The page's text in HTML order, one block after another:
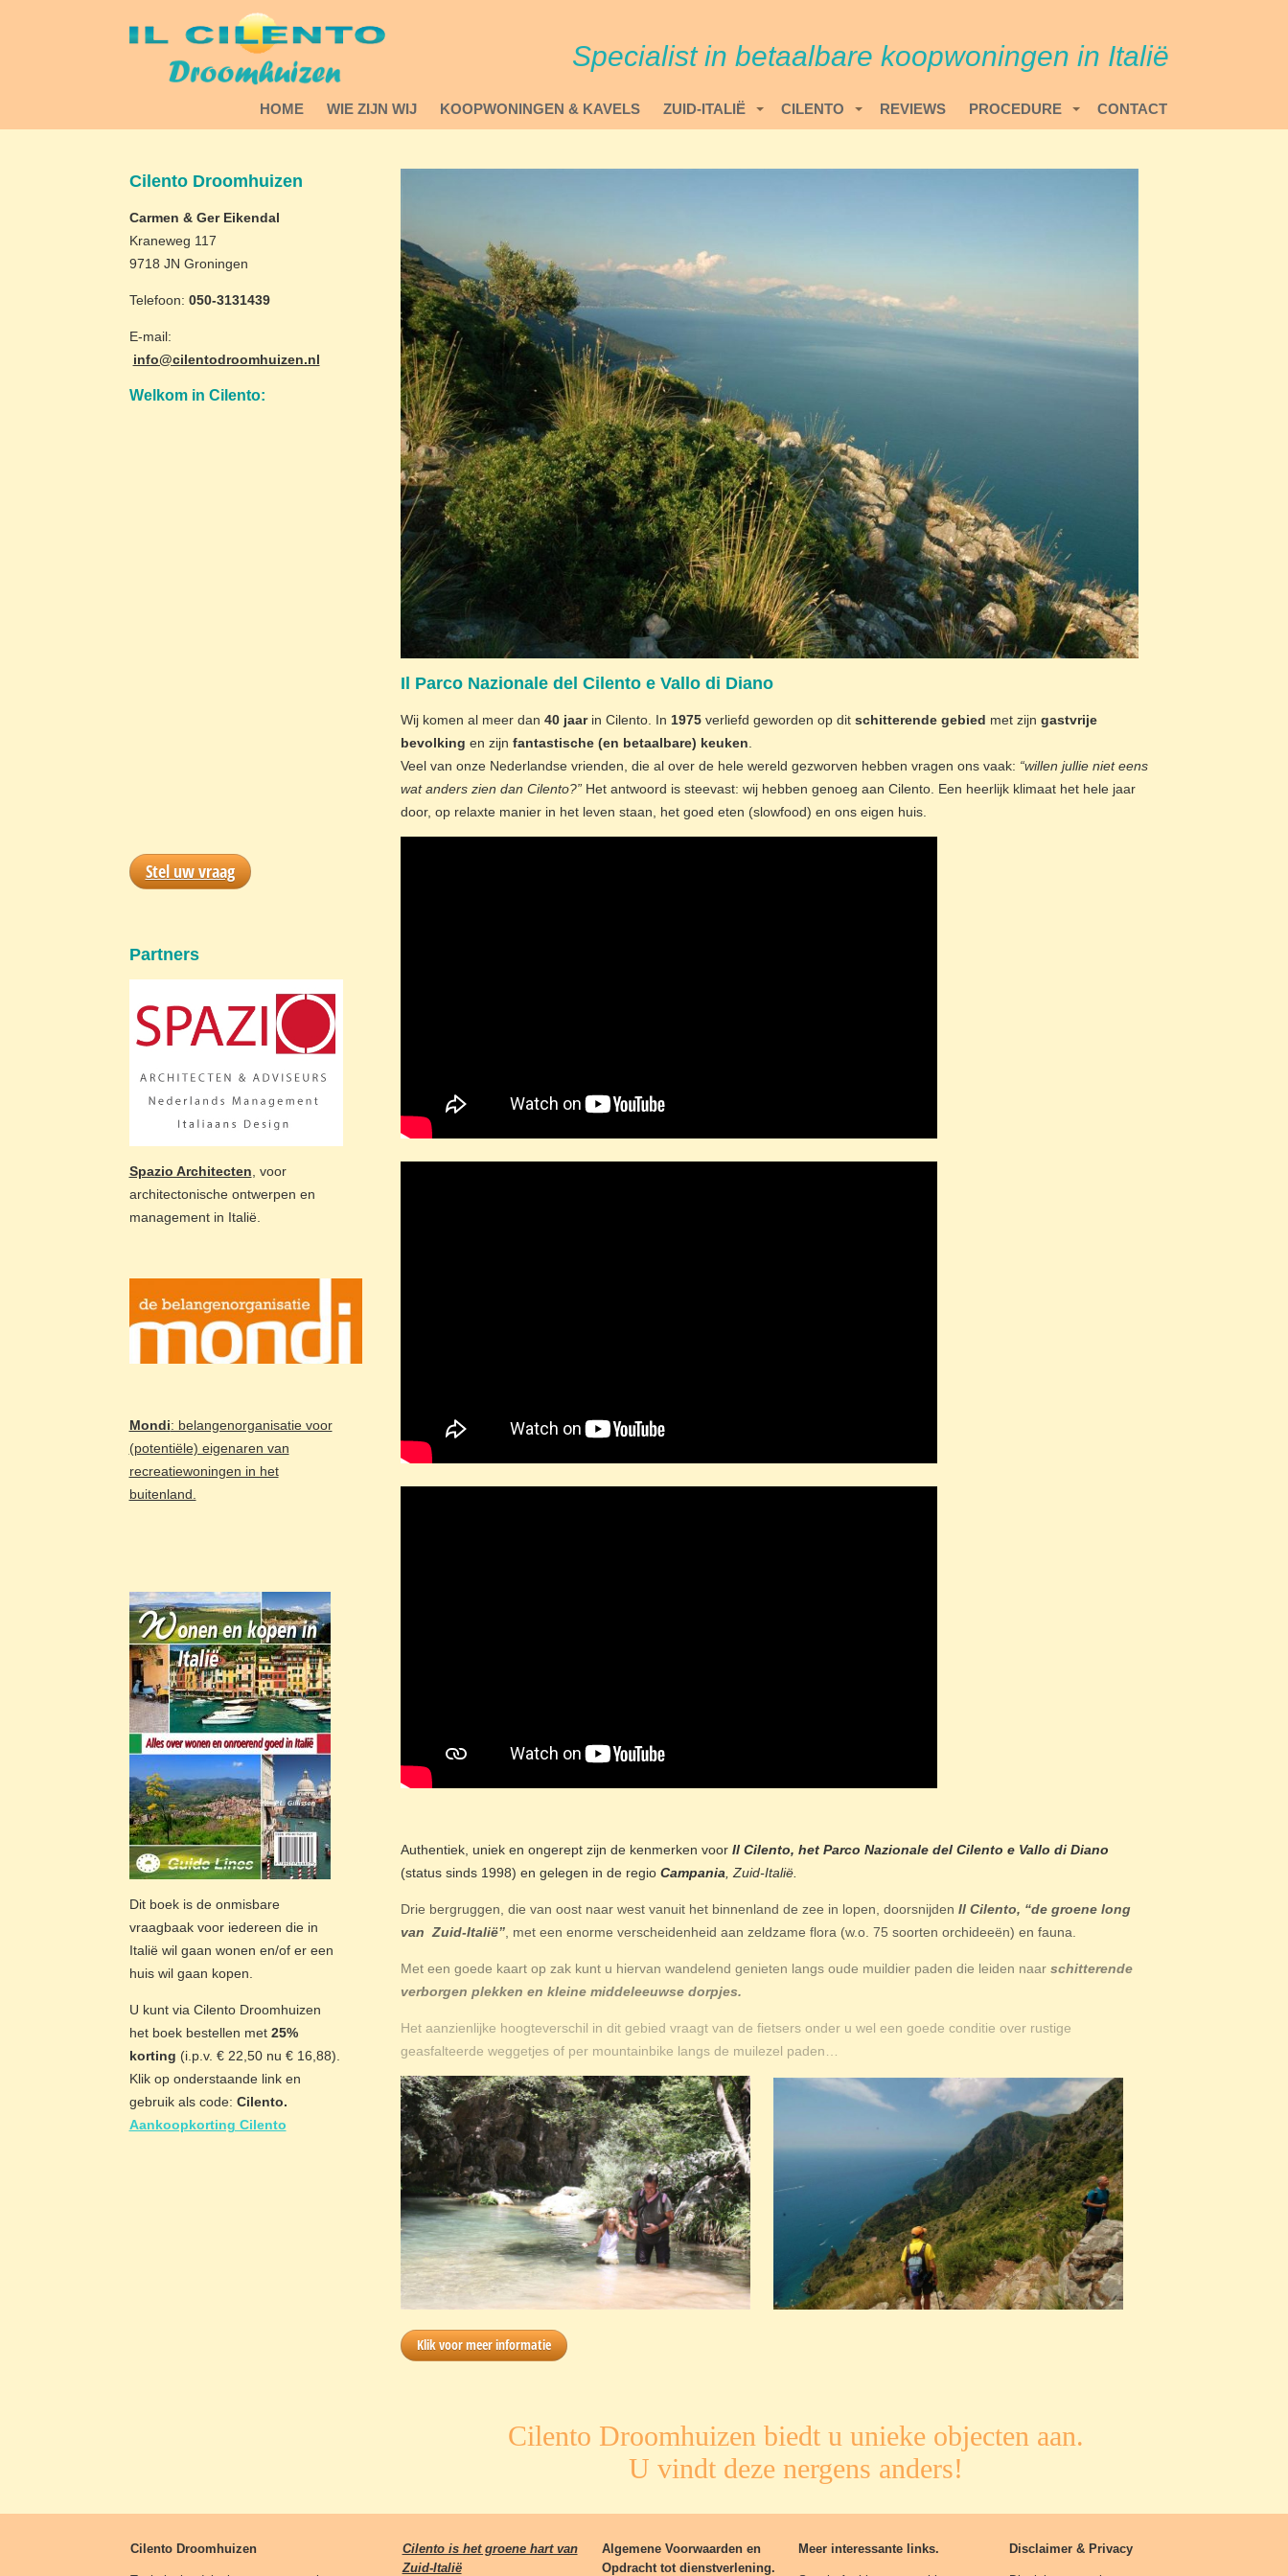
Specialist in betaalbare koopwoningen in Italië
HOME WIE ZIJN WIJ KOOPWONINGEN & KAVELS ZUID-ITALIË CILENTO REVIEWS PROCEDURE CONTACT
Cilento Droomhuizen
Carmen & Ger Eikendal
Kraneweg 117
9718 JN Groningen
Telefoon: 050-3131439
E-mail:
info@cilentodroomhuizen.nl
Welkom in Cilento:
Stel uw vraag
Partners
Spazio Architecten, voor
architectonische ontwerpen en
management in Italië.
Mondi: belangenorganisatie voor
(potentiële) eigenaren van
recreatiewoningen in het
buitenland.
Dit boek is de onmisbare
vraagbaak voor iedereen die in
Italië wil gaan wonen en/of er een
huis wil gaan kopen.
U kunt via Cilento Droomhuizen
het boek bestellen met 25%
korting (i.p.v. € 22,50 nu € 16,88).
Klik op onderstaande link en
gebruik als code: Cilento.
Aankoopkorting Cilento
Il Parco Nazionale del Cilento e Vallo di Diano
Wij komen al meer dan 40 jaarin Cilento. In 1975verliefd geworden op dit schitterende gebied met zijn gastvrije
bevolking en zijn fantastische (en betaalbare) keuken
Veel van onze Nederlandse vrienden, die al over de hele wereld gezworven hebben vragen ons vaak: “willen jullie niet eens
wat anders zien dan Cilento?”Het antwoord is steevast: wij hebben genoeg aan Cilento. Een heerlijk klimaat het hele jaar
door, op relaxte manier in het leven staan, het goed eten (slowfood) en ons eigen huis.
Authentiek, uniek en ongerept zijn de kenmerken voor Il Cilento, het Parco Nazionale del Cilento e Vallo di Diano
(status sinds 1998) en gelegen in de regio Campania , Zuid-Italië.
Drie bergruggen, die van oost naar west vanuit het binnenland de zee in lopen, doorsnijden Il Cilento, “de groene long
van Zuid-Italië”, met een enorme verscheidenheid aan zeldzame flora (w.o. 75 soorten orchideeën) en fauna.
Met een goede kaart op zak kunt u hiervan wandelend genieten langs oude muildier paden die leiden naar schitterende
verborgen plekken en kleine middeleeuwse dorpjes.
Het aanzienlijke hoogteverschil in dit gebied vraagt van de fietsers onder u wel een goede conditie over rustige
geasfalteerde weggetjes of per mountainbike langs de muilezel paden…
Klik voor meer informatie
Cilento Droomhuizen biedt u unieke objecten aan.
U vindt deze nergens anders!
Cilento Droomhuizen
Cilento is het groene hart van
Zuid-Italië
Algemene Voorwaarden en
Opdracht tot dienstverlening.
Meer interessante links. Disclaimer & Privacy